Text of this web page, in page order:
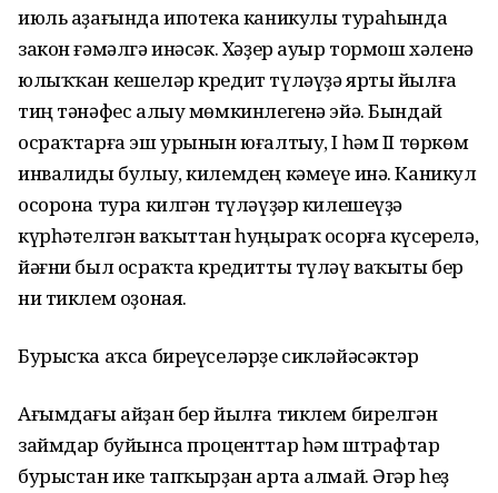
июль аҙағында ипотека каникулы тураһында
закон ғәмәлгә инәсәк. Хәҙер ауыр тормош хәленә
юлыҡҡан кешеләр кредит түләүҙә ярты йылға
тиң тәнәфес алыу мөмкинлегенә эйә. Бындай
осраҡтарға эш урынын юғалтыу, I һәм II төркөм
инвалиды булыу, килемдең кәмеүе инә. Каникул
осорона тура килгән түләүҙәр килешеүҙә
күрһәтелгән ваҡыттан һуңыраҡ осорға күсерелә,
йәғни был осраҡта кредитты түләү ваҡыты бер
ни тиклем оҙоная.
Бурысҡа аҡса биреүселәрҙе сикләйәсәктәр
Ағымдағы айҙан бер йылға тиклем бирелгән
займдар буйынса проценттар һәм штрафтар
бурыстан ике тапҡырҙан арта алмай. Әгәр һеҙ